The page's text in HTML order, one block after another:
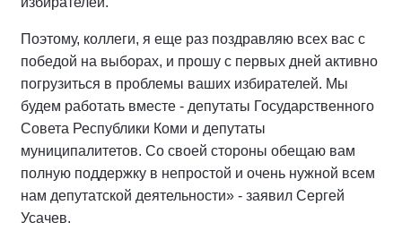
Поэтому, коллеги, я еще раз поздравляю всех вас с
победой на выборах, и прошу с первых дней активно
погрузиться в проблемы ваших избирателей. Мы
будем работать вместе - депутаты Государственного
Совета Республики Коми и депутаты
муниципалитетов. Со своей стороны обещаю вам
полную поддержку в непростой и очень нужной всем
нам депутатской деятельности» - заявил Сергей
Усачев.